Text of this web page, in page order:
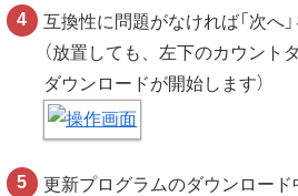
互換性に問題がなければ「次へ」
（放置しても、左下のカウント
ダウンロードが開始します）
更新プログラムのダウンロー